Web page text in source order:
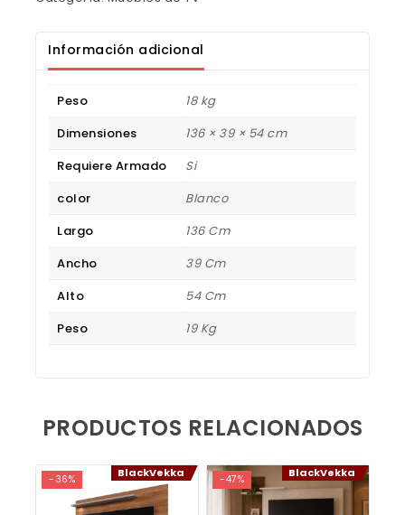
Información adicional
Peso
18 kg
Dimensiones
136 × 39 × 54 cm
Requiere Armado
Si
color
Blanco
Largo
136 Cm
Ancho
39 Cm
Alto
54 Cm
Peso
19 Kg
PRODUCTOS RELACIONADOS
-36% BlackVekka -47% BlackVekka